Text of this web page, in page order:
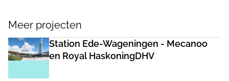
Meer projecten
Station Ede-Wageningen - Mecanoo
en Royal HaskoningDHV